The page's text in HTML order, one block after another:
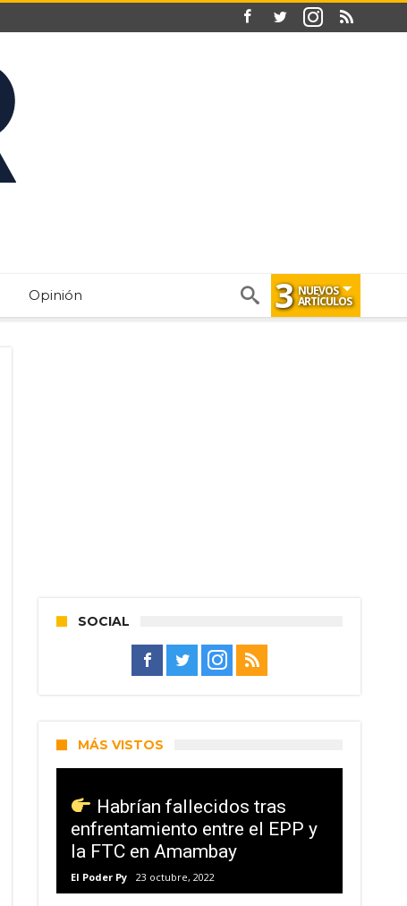
Opinión 3 NUEVOS
ARTÍCULOS
SOCIAL
MÁS VISTOS
Habrían fallecidos tras
enfrentamiento entre el EPP y
la FTC en Amambay
El Poder Py 23 octubre, 2022